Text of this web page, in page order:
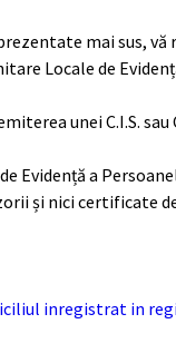
mai sus, vă
Locale de
unei C.I.S. sau
Evidență a
și nici certificate
inregistrat in